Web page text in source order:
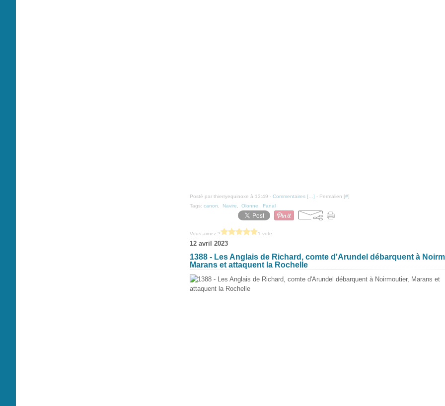
Posté par thierryequinoxe à 13:49 - Commentaires [ ] - Permalien [#]
Tags: canon Navire Olonne Fanal
Vous aimez ? 1 vote
12 avril 2023
1388 - Les Anglais de Richard, comte d'Arundel débarquent à
Marans et attaquent la Rochelle